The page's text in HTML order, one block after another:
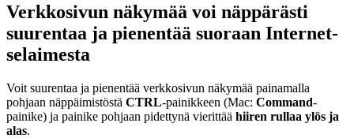
Verkkosivun näkymää voi näppärästi
suurentaa ja pienentää suoraan Internet-
selaimesta
Voit suurentaa ja pienentää verkkosivun näkymää painamalla
pohjaan näppäimistöstä CTRL-painikkeen (Mac: Command-
painike) ja painike pohjaan pidettynä vierittää hiiren rullaa ylös ja
alas.